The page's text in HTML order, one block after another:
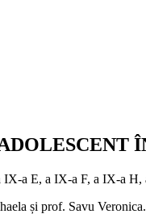
IX-a E, a IX-a F, a IX-a
și prof. Savu Veronica.